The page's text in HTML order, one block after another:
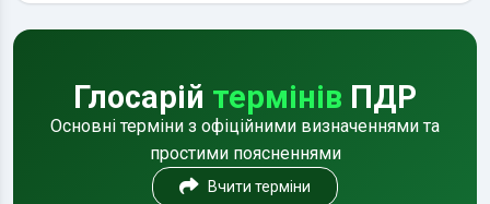
Глосарій термінів ПДР
Основні терміни з офіційними визначеннями та
простими поясненнями
Вчити терміни